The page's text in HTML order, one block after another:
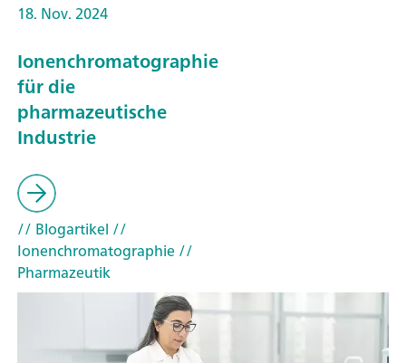
18. Nov. 2024
Ionenchromatographie
für die
pharmazeutische
Industrie
// Blogartikel //
Ionenchromatographie//
Pharmazeutik